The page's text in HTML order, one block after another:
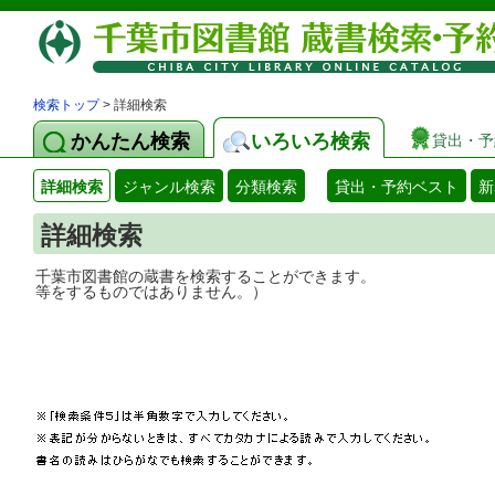
検索トップ> 詳細検索
かんたん検索 いろいろ検索 貸出・
詳細検索 ジャンル検索 分類検索 貸出・予約ベスト
詳細検索
千葉市図書館の蔵書を検索することがで
等をするものではありません。）